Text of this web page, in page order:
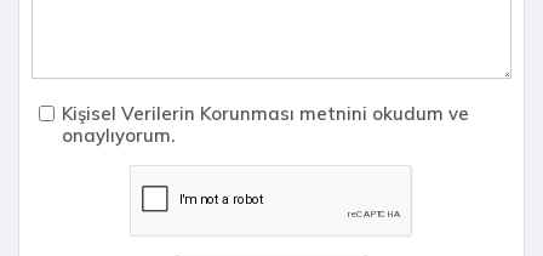
Kişisel Verilerin Korunması metnini okudum ve
onaylıyorum.